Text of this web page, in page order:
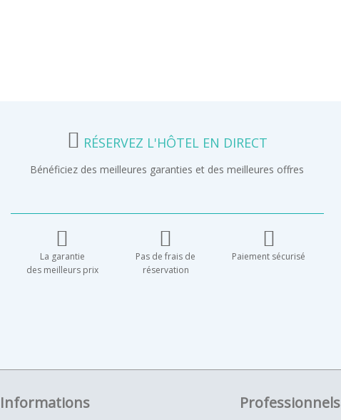
RÉSERVEZ L'HÔTEL EN DIRECT
Bénéficiez des meilleures garanties et des meilleures offres
La garantie
des meilleurs prix
Pas de frais de
réservation
Paiement sécurisé
Informations Professionnels